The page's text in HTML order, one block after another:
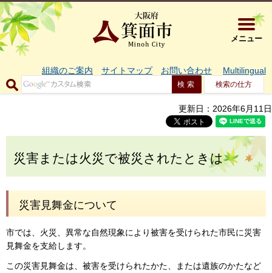
大阪府箕
メニュー
組織のご案内 サイトマップ お問い合わせ Multilingual
検索の仕方
更新日：2026年6月11日
災害または火災で被災されたときは
災害見舞金について
市では、火災、異常な自然現象により被害を受けられた市民に災害
見舞金を支給します。
この災害見舞金は、被害を受けられたかた、または遺族のかたなど